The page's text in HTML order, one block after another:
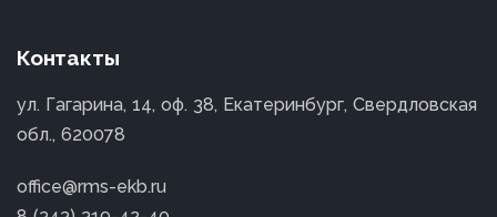
Контакты
ул. Гагарина, 14, оф. 38, Екатеринбург, Свердловская
обл., 620078
office@rms-ekb.ru